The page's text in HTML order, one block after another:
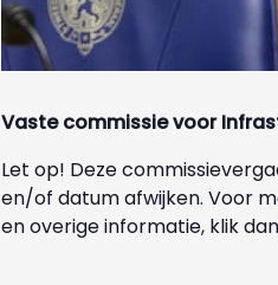
Vaste commissie voor
Let op! Deze
en/of datum afwijken. Voor
en overige informatie, klik dan